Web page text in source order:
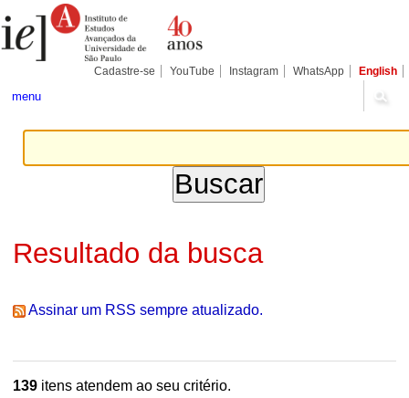
para
conteúdo.
Pessoais
Cadastre-se YouTube Instagram WhatsApp English
menu
Resultado da busca
Assinar um RSS sempre atualizado.
139itens atendem ao seu critério.